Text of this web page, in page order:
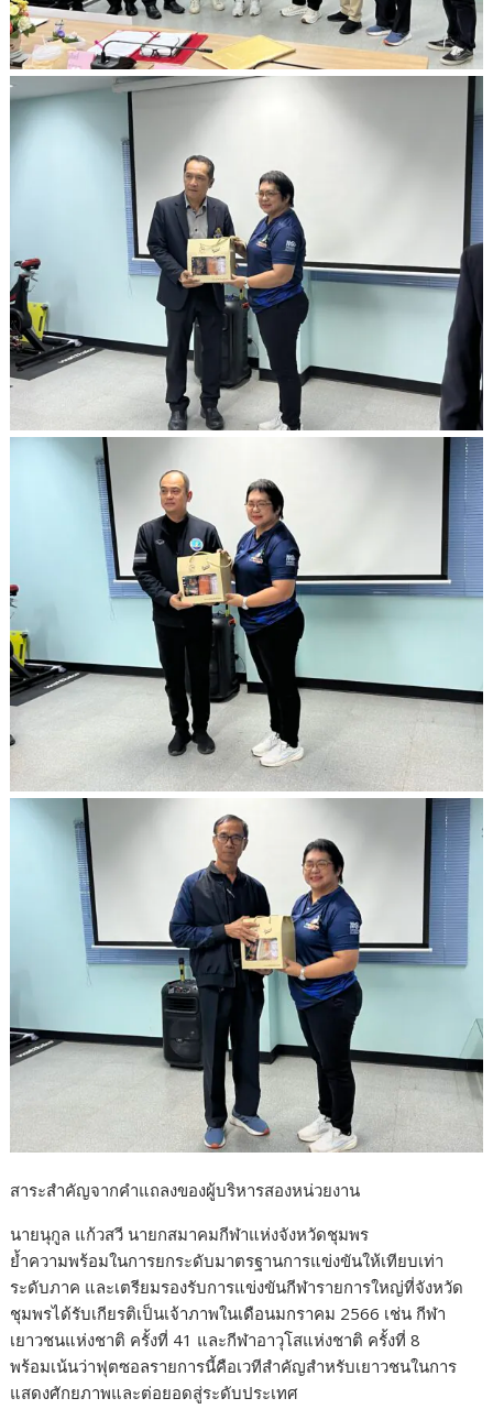
สาระสำคัญจากคำแถลงของผู้บริหารสองหน่วยงาน
นายนุกูล แก้วสวี นายกสมาคมกีฬาแห่งจังหวัดชุมพร
ย้ำความพร้อมในการยกระดับมาตรฐานการแข่งขันให้เทียบเท่า
ระดับภาค และเตรียมรองรับการแข่งขันกีฬารายการใหญ่ที่จังหวัด
ชุมพรได้รับเกียรติเป็นเจ้าภาพในเดือนมกราคม 2566 เช่น กีฬา
เยาวชนแห่งชาติ ครั้งที่ 41 และกีฬาอาวุโสแห่งชาติ ครั้งที่ 8
พร้อมเน้นว่าฟุตซอลรายการนี้คือเวทีสำคัญสำหรับเยาวชนในการ
แสดงศักยภาพและต่อยอดสู่ระดับประเทศ